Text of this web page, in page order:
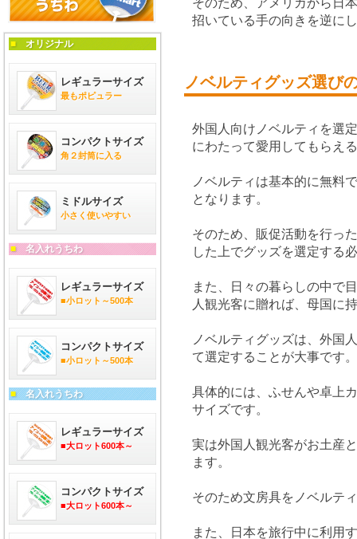
そのため、アメリカから日
招いている手の向きを逆に
ノベルティグッズ選び
外国人向けノベルティを選
にわたって愛用してもらえ
ノベルティは基本的に無料
となります。
そのため、販促活動を行っ
した上でグッズを選定する
また、日々の暮らしの中で
人観光客に贈れば、母国に
ノベルティグッズは、外国
て選定することが大事です。
具体的には、ふせんや卓上
サイズです。
実は外国人観光客がお土産
ます。
そのため文房具をノベルテ
また、日本を旅行中に利用
■オリジナル
レギュラーサイズ
最もポピュラー
コンパクトサイズ
角２封筒に入る
ミドルサイズ
小さく使いやすい
■名入れうちわ
レギュラーサイズ
■小ロット～500本
コンパクトサイズ
■小ロット～500本
■名入れうちわ
レギュラーサイズ
■大ロット600本～
コンパクトサイズ
■大ロット600本～